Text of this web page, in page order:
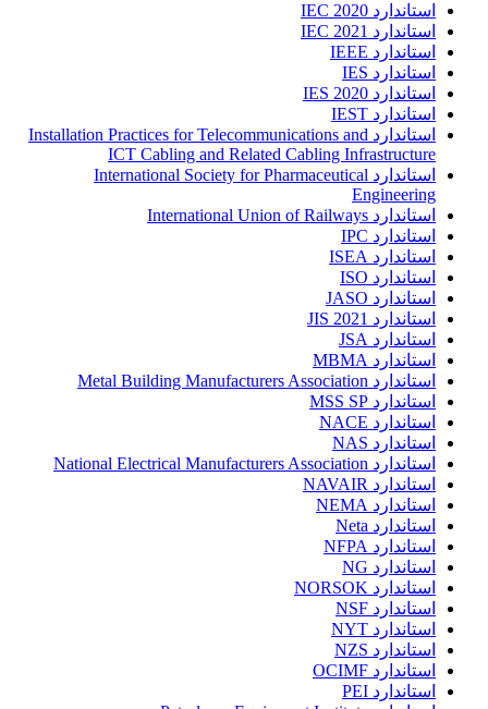
استاندارد IEC 2020
استاندارد IEC 2021
استاندارد IEEE
استاندارد IES
استاندارد IES 2020
استاندارد IEST
استاندارد Installation Practices for Telecommunications and
ICT Cabling and Related Cabling Infrastructure
استاندارد International Society for Pharmaceutical
Engineering
استاندارد International Union of Railways
استاندارد IPC
استاندارد ISEA
استاندارد ISO
استاندارد JASO
استاندارد JIS 2021
استاندارد JSA
استاندارد MBMA
استاندارد Metal Building Manufacturers Association
استاندارد MSS SP
استاندارد NACE
استاندارد NAS
استاندارد National Electrical Manufacturers Association
استاندارد NAVAIR
استاندارد NEMA
استاندارد Neta
استاندارد NFPA
استاندارد NG
استاندارد NORSOK
استاندارد NSF
استاندارد NYT
استاندارد NZS
استاندارد OCIMF
استاندارد PEI